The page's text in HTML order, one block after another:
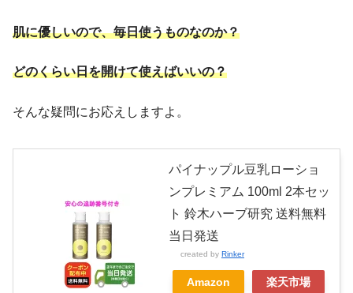
肌に優しいので、毎日使うものなのか？
どのくらい日を開けて使えばいいの？
そんな疑問にお応えしますよ。
パイナップル豆乳ローショ
ンプレミアム 100ml 2本セッ
ト 鈴木ハーブ研究 送料無料
当日発送
created by Rinker
Amazon 楽天市場